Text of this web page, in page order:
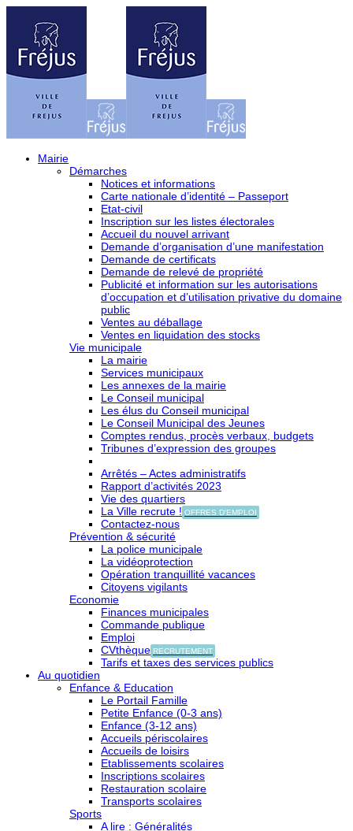
Mairie
Démarches
Notices et informations
Carte nationale d’identité – Passeport
Etat-civil
Inscription sur les listes électorales
Accueil du nouvel arrivant
Demande d’organisation d’une manifestation
Demande de certificats
Demande de relevé de propriété
Publicité et information sur les autorisations
d’occupation et d’utilisation privative du domaine
public
Ventes au déballage
Ventes en liquidation des stocks
Vie municipale
La mairie
Services municipaux
Les annexes de la mairie
Le Conseil municipal
Les élus du Conseil municipal
Le Conseil Municipal des Jeunes
Comptes rendus, procès verbaux, budgets
Tribunes d’expression des groupes
Arrêtés – Actes administratifs
Rapport d’activités 2023
Vie des quartiers
La Ville recrute ! OFFRES D'EMPLOI
Contactez-nous
Prévention & sécurité
La police municipale
La vidéoprotection
Opération tranquillité vacances
Citoyens vigilants
Economie
Finances municipales
Commande publique
Emploi
CVthèque RECRUTEMENT
Tarifs et taxes des services publics
Au quotidien
Enfance & Education
Le Portail Famille
Petite Enfance (0-3 ans)
Enfance (3-12 ans)
Accueils périscolaires
Accueils de loisirs
Etablissements scolaires
Inscriptions scolaires
Restauration scolaire
Transports scolaires
Sports
A lire : Généralités